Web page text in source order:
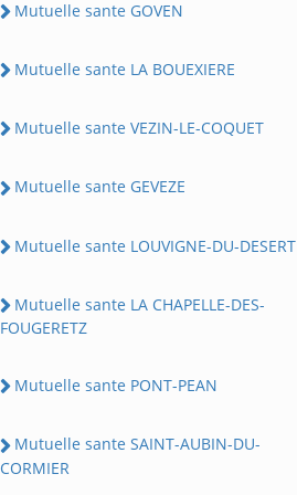
Mutuelle sante GOVEN
Mutuelle sante LA BOUEXIERE
Mutuelle sante VEZIN-LE-COQUET
Mutuelle sante GEVEZE
Mutuelle sante LOUVIGNE-DU-DESERT
Mutuelle sante LA CHAPELLE-DES-
FOUGERETZ
Mutuelle sante PONT-PEAN
Mutuelle sante SAINT-AUBIN-DU-
CORMIER